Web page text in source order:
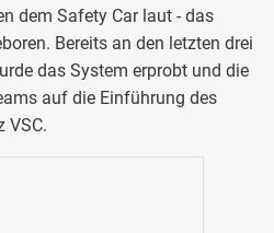
dem Safety Car laut - das
Bereits an den letzten drei
das System erprobt und die
auf die Einführung des
VSC.